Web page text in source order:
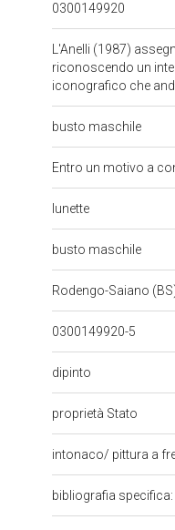
0300149920
L'Anelli (1987)
riconoscendo un
iconografico che
busto maschile
Entro un motivo a
lunette
busto maschile
Rodengo-Saiano
0300149920-5
dipinto
proprietà Stato
intonaco/ pittura a
bibliografia specifica: